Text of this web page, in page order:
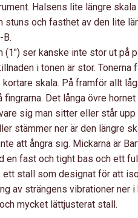
Halsens lite längre
stuns och fasthet av den lite
B.
(1″) ser kanske inte stor ut på
i tonen är stor. Tonerna
kortare skala. På framför allt
fingrarna. Det långa övre
sig man sitter eller står upp
stämmer ner är den längre
att ångra sig. Mickarna är
en fast och tight bas och ett
ett stall som designat för att
av strängens vibrationer ner i
mycket lättjusterat stall.